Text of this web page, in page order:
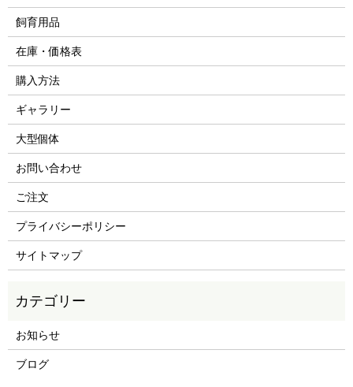
飼育用品
在庫・価格表
購入方法
ギャラリー
大型個体
お問い合わせ
ご注文
プライバシーポリシー
サイトマップ
お知らせ
ブログ